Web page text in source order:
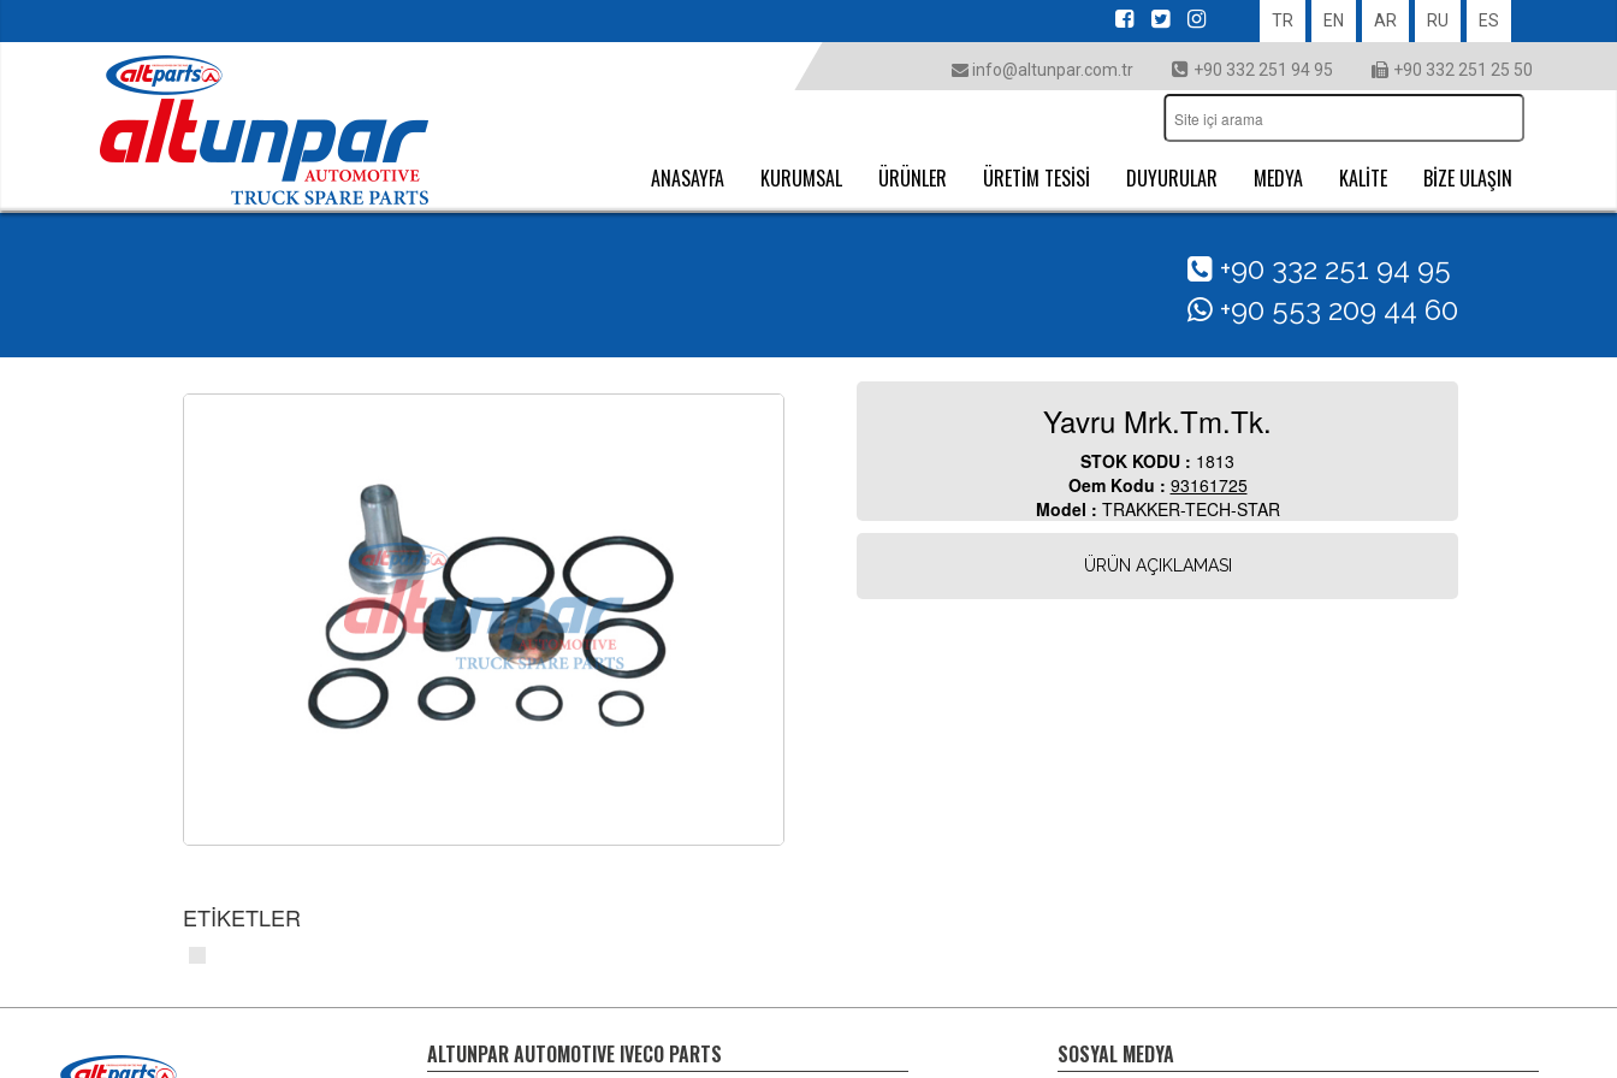
TR EN AR RU ES
info@altunpar.com.tr +90 332 251 94 95 +90 332 251 25 50
ANASAYFA KURUMSAL ÜRÜNLER ÜRETİM TESİSİ DUYURULAR MEDYA KALİTE BİZE ULAŞIN
+90 332 251 94 95
+90 553 209 44 60
Yavru Mrk.Tm.Tk.
STOK KODU : 1813
Oem Kodu : 93161725
Model : TRAKKER-TECH-STAR
ÜRÜN AÇIKLAMASI
ETİKETLER
ALTUNPAR AUTOMOTIVE IVECO PARTS SOSYAL MEDYA